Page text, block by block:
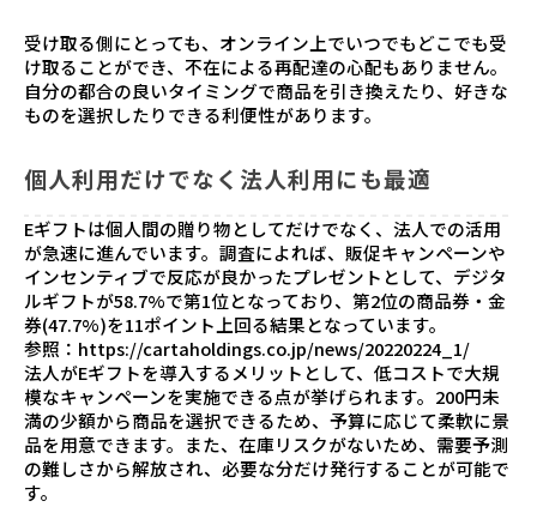
受け取る側にとっても、オンライン上でいつでもどこでも受
け取ることができ、不在による再配達の心配もありません。
自分の都合の良いタイミングで商品を引き換えたり、好きな
ものを選択したりできる利便性があります。
個人利用だけでなく法人利用にも最適
Eギフトは個人間の贈り物としてだけでなく、法人での活用
が急速に進んでいます。調査によれば、販促キャンペーンや
インセンティブで反応が良かったプレゼントとして、デジタ
ルギフトが58.7%で第1位となっており、第2位の商品券・金
券(47.7%)を11ポイント上回る結果となっています。
参照： https://cartaholdings.co.jp/news/20220224_1/
法人がEギフトを導入するメリットとして、低コストで大規
模なキャンペーンを実施できる点が挙げられます。200円未
満の少額から商品を選択できるため、予算に応じて柔軟に景
品を用意できます。また、在庫リスクがないため、需要予測
の難しさから解放され、必要な分だけ発行することが可能で
す。